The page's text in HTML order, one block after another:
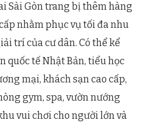
Sài Gòn trang bị thêm hàng
nhằm phục vụ tối đa nhu
trí của cư dân. Có thể kể
quốc tế Nhật Bản, tiểu học
mại, khách sạn cao cấp,
gym, spa, vườn nướng
vui chơi cho người lớn và